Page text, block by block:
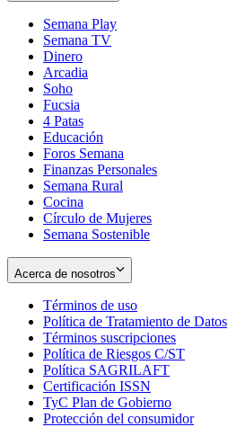
Semana Play
Semana TV
Dinero
Arcadia
Soho
in
new
window
Fucsia
in
new
window
4 Patas
Educación
Foros Semana
Finanzas Personales
Semana Rural
Cocina
Círculo de Mujeres
Semana Sostenible
Acerca de nosotros
Términos de uso
in
new
window
Política de Tratamiento de Datos
Términos suscripciones
in
Política de Riesgos C/ST
Política SAGRILAFT
new
window
Certificación ISSN
in
new
TyC Plan de Gobierno
in
Protección del consumidorOpens